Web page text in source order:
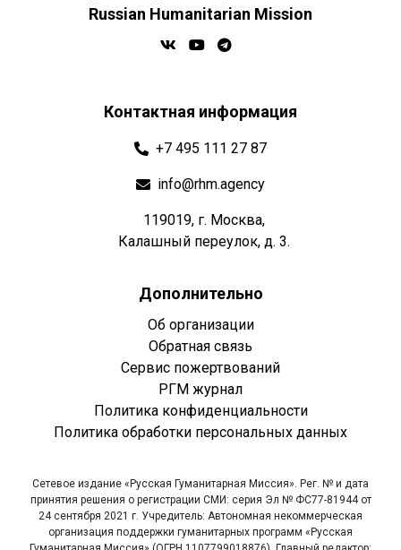
Russian Humanitarian Mission
Контактная информация
+7 495 111 27 87
info@rhm.agency
119019, г. Москва,
Калашный переулок, д. 3.
Дополнительно
Об организации
Обратная связь
Сервис пожертвований
РГМ журнал
Политика конфиденциальности
Политика обработки персональных данных
Сетевое издание «Русская Гуманитарная Миссия». Рег. № и дата
принятия решения о регистрации СМИ: серия Эл № ФС77-81944 от
24 сентября 2021 г. Учредитель: Автономная некоммерческая
организация поддержки гуманитарных программ «Русская